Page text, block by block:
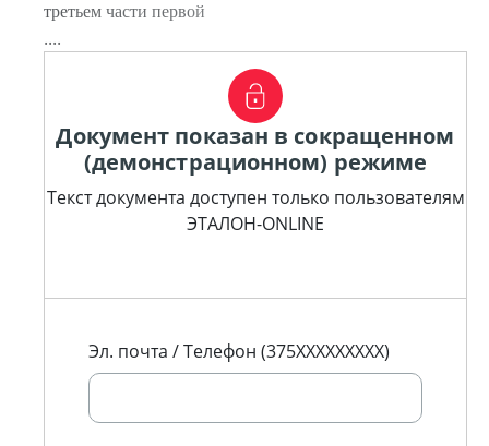
третьем части первой
....
Документ показан в сокращенном
(демонстрационном) режиме
Текст документа доступен только пользователям
ЭТАЛОН-ONLINE
Эл. почта / Телефон (375XXXXXXXXX)